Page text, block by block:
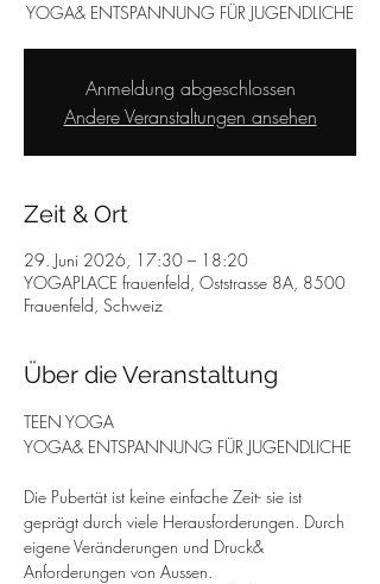
YOGA& ENTSPANNUNG FÜR JUGENDLICHE
Anmeldung abgeschlossen
Andere Veranstaltungen ansehen
Zeit & Ort
29. Juni 2026, 17:30 – 18:20
YOGAPLACE frauenfeld, Oststrasse 8A, 8500
Frauenfeld, Schweiz
Über die Veranstaltung
TEEN YOGA
YOGA& ENTSPANNUNG FÜR JUGENDLICHE
Die Pubertät ist keine einfache Zeit- sie ist
geprägt durch viele Herausforderungen. Durch
eigene Veränderungen und Druck&
Anforderungen von Aussen.